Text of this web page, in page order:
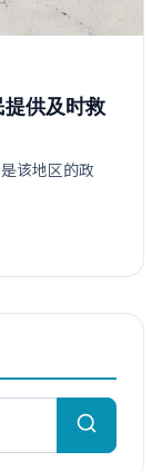
提供及时救
该地区的政